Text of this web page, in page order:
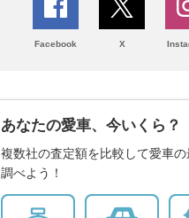
Facebook X
あなたの愛車、今いくら？
複数社の査定額を比較して愛車の
調べよう！